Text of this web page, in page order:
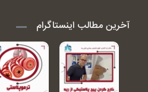
آخرین مطالب اینستاگرام